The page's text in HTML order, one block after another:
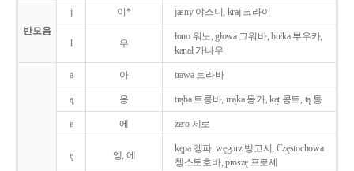
반모음
j 이* jasny 야스니, kraj 크라이
ł 우
łono 워노, głowa 그워바, bułka 부우카,
kanał 카나우
a 아 trawa 트라바
ą̨ 옹 trąba 트롱바, mąka 몽카, kąt 콩트, tą 통
e 에 zero 제로
ę 엥, 에
kępa 켕파, węgorz 벵고시, Częstochowa
쳉스토호바, proszę 프로셰